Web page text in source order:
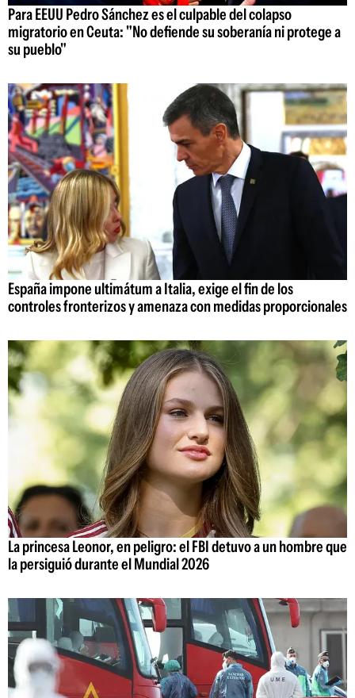
Para EEUU Pedro Sánchez es el culpable del colapso
migratorio en Ceuta: "No defiende su soberanía ni protege a
su pueblo"
España impone ultimátum a Italia, exige el fin de los
controles fronterizos y amenaza con medidas proporcionales
La princesa Leonor, en peligro: el FBI detuvo a un hombre que
la persiguió durante el Mundial 2026